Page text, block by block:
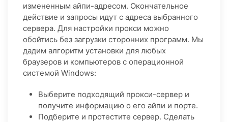
измененным айпи-адресом. Окончательное
действие и запросы идут с адреса выбранного
сервера. Для настройки прокси можно
обойтись без загрузки сторонних программ. Мы
дадим алгоритм установки для любых
браузеров и компьютеров с операционной
системой Windows:
Выберите подходящий прокси-сервер и
получите информацию о его айпи и порте.
Подберите и протестите сервер. Сделать